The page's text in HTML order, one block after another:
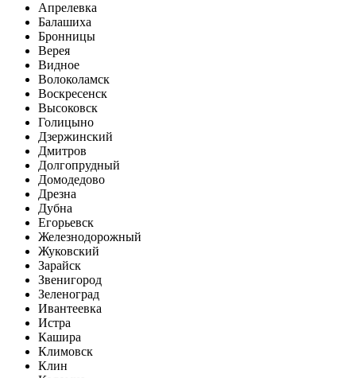
Апрелевка
Балашиха
Бронницы
Верея
Видное
Волоколамск
Воскресенск
Высоковск
Голицыно
Дзержинский
Дмитров
Долгопрудный
Домодедово
Дрезна
Дубна
Егорьевск
Железнодорожный
Жуковский
Зарайск
Звенигород
Зеленоград
Ивантеевка
Истра
Кашира
Климовск
Клин